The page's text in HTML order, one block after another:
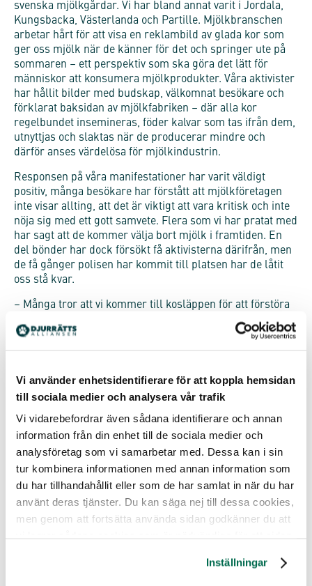
Vi använder enhetsidentifierare för att koppla hemsidan
till sociala medier och analysera vår trafik
Vi vidarebefordrar även sådana identifierare och annan
information från din enhet till de sociala medier och
analysföretag som vi samarbetar med. Dessa kan i sin
tur kombinera informationen med annan information som
du har tillhandahållit eller som de har samlat in när du har
använt deras tjänster. Du kan säga nej till dessa cookies,
men genom att fortsätta använda sidan godkänner du att
Inställningar
svenska mjölkgårdar. Vi har bland annat varit i Jordala,
Kungsbacka, Västerlanda och Partille. Mjölkbranschen
arbetar hårt för att visa en reklambild av glada kor som
ger oss mjölk när de känner för det och springer ute på
sommaren – ett perspektiv som ska göra det lätt för
människor att konsumera mjölkprodukter. Våra aktivister
har hållit bilder med budskap, välkomnat besökare och
förklarat baksidan av mjölkfabriken – där alla kor
regelbundet insemineras, föder kalvar som tas ifrån dem,
utnyttjas och slaktas när de producerar mindre och
därför anses värdelösa för mjölkindustrin.
Responsen på våra manifestationer har varit väldigt
positiv, många besökare har förstått att mjölkföretagen
inte visar allting, att det är viktigt att vara kritisk och inte
nöja sig med ett gott samvete. Flera som vi har pratat med
har sagt att de kommer välja bort mjölk i framtiden. En
del bönder har dock försökt få aktivisterna därifrån, men
de få gånger polisen har kommit till platsen har de låtit
oss stå kvar.
– Många tror att vi kommer till kosläppen för att förstöra
genom att visa blodiga bilder för barnen och skrika på
besökarna som är där. Det gör mig lite ledsen eftersom
senaste veckorna.
Vid några av kosläppen har det varit flera tusen besökare.
Arla, och andra mejeriföretag, har bjudit på komjölk och
musik har spelats högt ur högtalare på gårdarna. På flera
av ställena har även kalvarna, som nyligen separerats
från sina mammor, stått instängda i små inhägnader för
– Det kändes helt absurt att på flera kosläpp se några
veckor gamla kalvar ensamma i små burar, separerade
handen och mjölk i den andra, utan att koppla alls, säger